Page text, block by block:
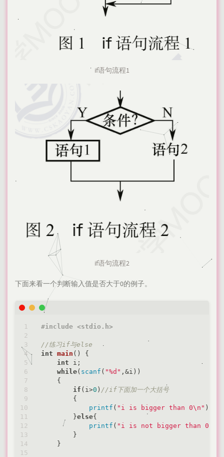
if语句流程1
if语句流程2
下面来看一个判断输入值是否大于0的例子。
#include <stdio.h>
//练习if与else
int main ()
{
int i;
while( scanf ( "%d" ,&i))
    {
if (i>0 ) //if下面加一个大括号
        {
printf ( "i is bigger than 0\n" );
        }
else{
printf ( "i is not bigger than 0\n"
        }
    }